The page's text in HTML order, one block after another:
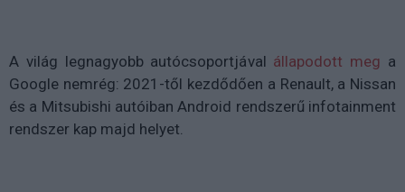
A világ legnagyobb autócsoportjával állapodott meg a
Google nemrég: 2021-től kezdődően a Renault, a Nissan
és a Mitsubishi autóiban Android rendszerű infotainment
rendszer kap majd helyet.